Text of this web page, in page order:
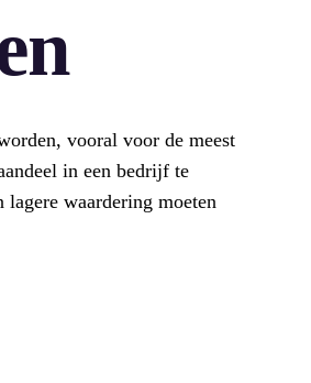
vooral voor de meest
in een bedrijf te
lagere waardering moeten